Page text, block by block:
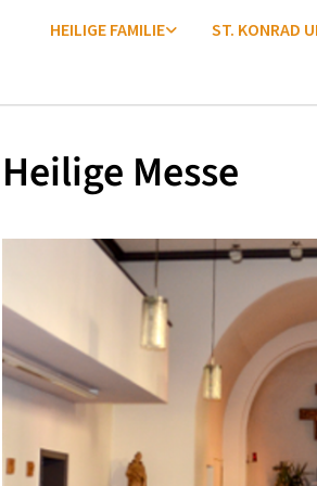
HEILIGE FAMILIE ST. KONRAD
Heilige Messe